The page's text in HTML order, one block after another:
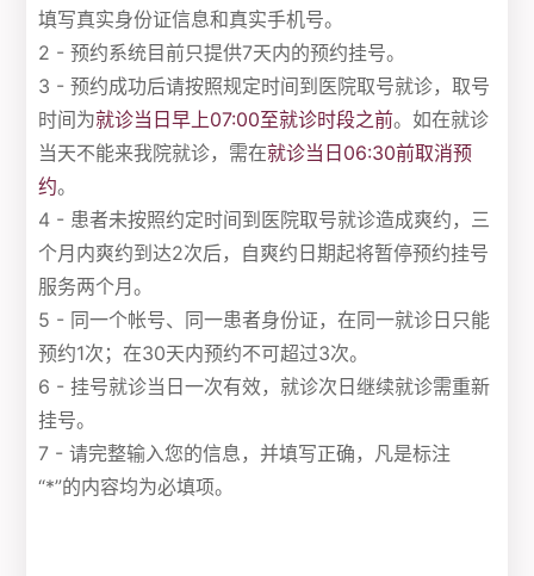
填写真实身份证信息和真实手机号。
2 - 预约系统目前只提供7天内的预约挂号。
3 - 预约成功后请按照规定时间到医院取号就诊，取号
时间为就诊当日早上07:00至就诊时段之前。如在就诊
当天不能来我院就诊，需在就诊当日06:30前取消预
约。
4 - 患者未按照约定时间到医院取号就诊造成爽约，三
个月内爽约到达2次后，自爽约日期起将暂停预约挂号
服务两个月。
5 - 同一个帐号、同一患者身份证，在同一就诊日只能
预约1次；在30天内预约不可超过3次。
6 - 挂号就诊当日一次有效，就诊次日继续就诊需重新
挂号。
7 - 请完整输入您的信息，并填写正确，凡是标注
“*”的内容均为必填项。